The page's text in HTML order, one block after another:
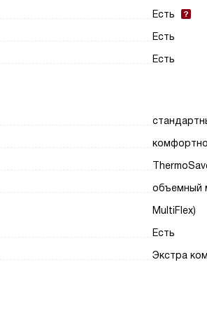
Есть
Есть
Есть
объемный
MultiFlex)
Есть
Экстра